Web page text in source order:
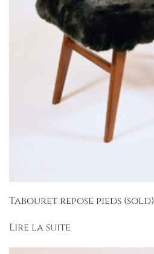
Tabouret repose pieds (sold)
Lire la suite